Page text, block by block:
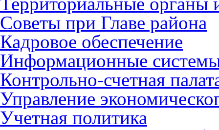
Советы при Главе района
Кадровое обеспечение
Информационные
Контрольно-счетная
Управление
Учетная политика